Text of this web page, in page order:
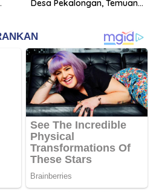
Desa Pekalongan, Temuan